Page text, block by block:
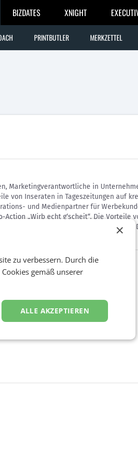
BIZDATES XNIGHT
PRINTBUTLER MERKZETTEL
Marketingverantwortliche in
von Inseraten in Tageszeitungen auf
und Medienpartner für
„Wirb echt g‘scheit“. Die Vorteile
und abgestimmt auf die Zielgruppe.
×
zu verbessern. Durch die
gemäß unserer
ALLE AKZEPTIEREN